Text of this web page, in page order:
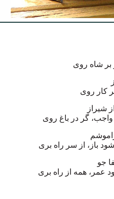
شاه روی
روی
شیراز
گر در باغ روی
از سر راه بری
جو
همه از راه بری